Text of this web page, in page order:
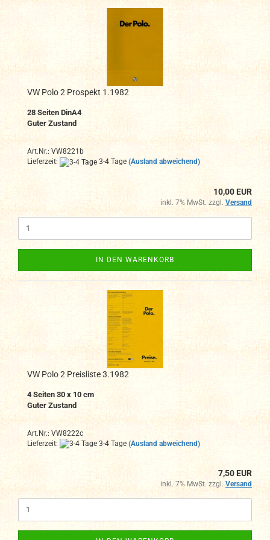
VW Polo 2 Prospekt 1.1982
28 Seiten DinA4
Guter Zustand
Art.Nr.: VW8221b
Lieferzeit:
3-4 Tage (Ausland abweichend)
10,00 EUR
inkl. 7% MwSt. zzgl. Versand
IN DEN WARENKORB
VW Polo 2 Preisliste 3.1982
4 Seiten 30 x 10 cm
Guter Zustand
Art.Nr.: VW8222c
Lieferzeit:
3-4 Tage (Ausland abweichend)
7,50 EUR
inkl. 7% MwSt. zzgl. Versand